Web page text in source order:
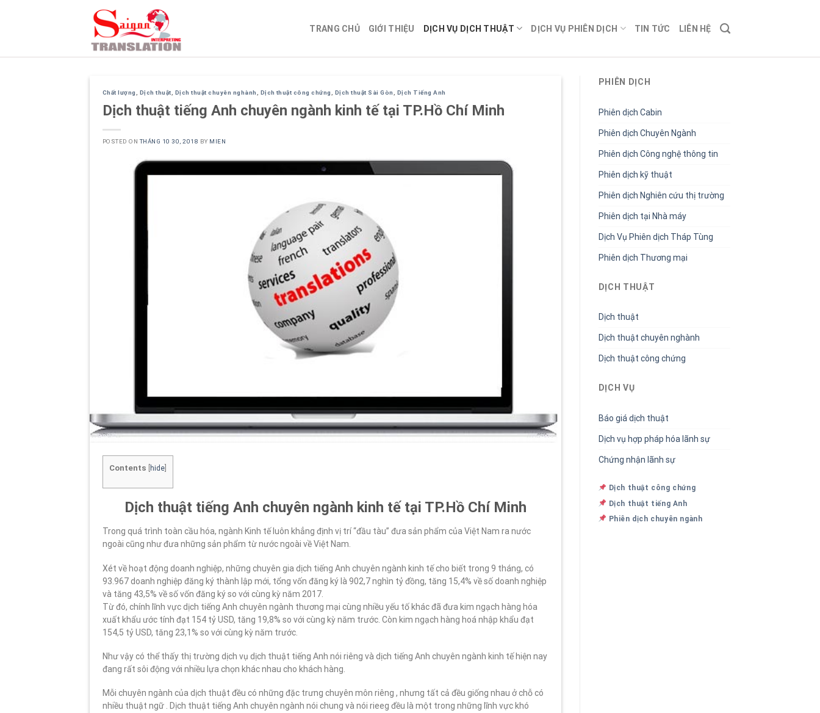
TRANG CHỦ GIỚI THIỆU DỊCH VỤ DỊCH THUẬT DỊCH VỤ PHIÊN DỊCH TIN TỨC LIÊN HỆ
Chất lượng Dịch thuật Dịch thuật chuyên nghành Dịch thuật công chứng Dịch thuật Sài Gòn Dịch Tiếng Anh
Dịch thuật tiếng Anh chuyên ngành kinh tế tại TP.Hồ Chí Minh
POSTED ONTHÁNG 10 30, 2018 BY MIEN
Contents hide
Dịch thuật tiếng Anh chuyên ngành kinh tế tại TP.Hồ Chí Minh
Trong quá trình toàn cầu hóa, ngành Kinh tế luôn khẳng định vị trí “đầu tàu” đưa sản phẩm của Việt Nam ra nước
ngoài cũng như đưa những sản phẩm từ nước ngoài về Việt Nam.
Xét về hoạt động doanh nghiệp, những chuyên gia dịch tiếng Anh chuyên ngành kinh tế cho biết trong 9 tháng, có
93.967 doanh nghiệp đăng ký thành lập mới, tổng vốn đăng ký là 902,7 nghìn tỷ đồng, tăng 15,4% về số doanh nghiệp
và tăng 43,5% về số vốn đăng ký so với cùng kỳ năm 2017.
Từ đó, chính lĩnh vực dịch tiếng Anh chuyên ngành thương mại cùng nhiều yếu tố khác đã đưa kim ngạch hàng hóa
xuất khẩu ước tính đạt 154 tỷ USD, tăng 19,8% so với cùng kỳ năm trước. Còn kim ngạch hàng hoá nhập khẩu đạt
154,5 tỷ USD, tăng 23,1% so với cùng kỳ năm trước.
Như vậy có thể thấy thị trường dịch vụ dịch thuật tiếng Anh nói riêng và dịch tiếng Anh chuyên ngành kinh tế hiện nay
đang rất sôi động với nhiều lựa chọn khác nhau cho khách hàng.
Mỗi chuyên ngành của dịch thuật đều có những đặc trưng chuyên môn riêng , nhưng tất cả đều giống nhau ở chỗ có
nhiều thuật ngữ . Dịch thuật tiếng Anh chuyên ngành nói chung và nói rieeg đều là một trong những lĩnh vực khó
PHIÊN DỊCH
Phiên dịch Cabin
Phiên dịch Chuyên Ngành
Phiên dịch Công nghệ thông tin
Phiên dịch kỹ thuật
Phiên dịch Nghiên cứu thị trường
Phiên dịch tại Nhà máy
Dịch Vụ Phiên dịch Tháp Tùng
Phiên dịch Thương mại
DỊCH THUẬT
Dịch thuật
Dịch thuật chuyên nghành
Dịch thuật công chứng
DỊCH VỤ
Báo giá dịch thuật
Dịch vụ hợp pháp hóa lãnh sự
Chứng nhận lãnh sự
Dịch thuật công chứng
Dịch thuật tiếng Anh
Phiên dịch chuyên ngành